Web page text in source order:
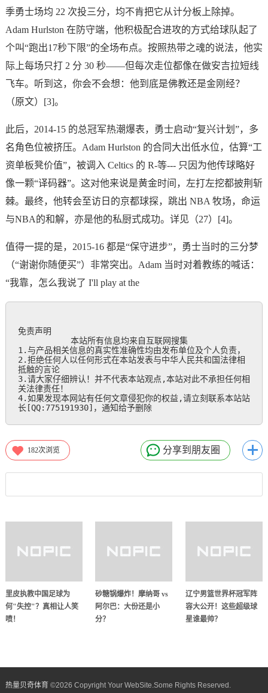
季勇士场均 22 次投三分，均不肯把它从计分板上除掉。
Adam Hurlston 在防守端，他积极配合进攻的方式给球队起了
个叫“跑出17秒下限”的全场布点。按照热带之魂的说法，他实
际上每场只打 2 分 30 秒——但每次走位都像在做安吉拉短线
飞车。听到这，你会不会想：他到底是佛教还是金刚经？
（原文）[3]。
此后，2014‑15 的总冠军热潮爆表，勇士启动“复兴计划”，多
名角色位被挤压。Adam Hurlston 的合同大出低水位，估算“工
资单板凳价值”，被调入 Celtics 的 R‑等--- 只因为他传球略好
像一颗“译码器”。这对他来说是黄金时间，左打左挖都披荆斩
棘。最终，他转会至访日的京都球探，跳出 NBA 牧场，命运
与NBA的和解，亦是他的私厨式成功。详见（27）[4]。
值得一提的是，2015‑16 都是“保守进步”，勇士当时的三分梦
（“谢谢你随便买”）非常突出。Adam 当时对着教练的喊话：
“我靠，怎么我说了 I'll play at the
免责声明
本站所有信息均来自互联网搜集
1.与产品相关信息的真实性准确性均由发布单位及个人负责，
2.拒绝任何人以任何形式在本站发表与中华人民共和国法律相
抵触的言论
3.请大家仔细辨认！并不代表本站观点,本站对此不承担任何相
关法律责任！
4.如果发现本网站有任何文章侵犯你的权益,请立刻联系本站站
长[QQ:775191930]，通知给予删除
182次浏览 分享到朋友圈
里皮执教中国足球为
何"失控"？真相让人笑
喷！
砂糖锅爆炸！摩纳哥 vs
阿尔巴：大份还是小
分？
辽宁男篮世界杯冠军阵
容大公开！这些超级球
星谁最帅？
热量贝奇体育 ©2026 Copyright Your WebSite.Some Rights Reserved.